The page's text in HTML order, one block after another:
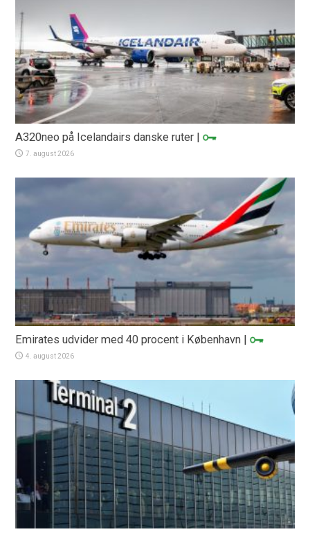
A320neo på Icelandairs danske ruter |
7. august 2026
Emirates udvider med 40 procent i København |
4. august 2026